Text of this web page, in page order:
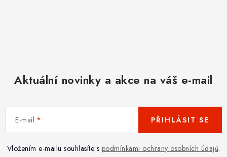
Aktuální novinky a akce na váš e-mail
E-mail
Vložením e-mailu souhlasíte s podmínkami ochrany osobních údajů.
PŘIHLÁSIT SE